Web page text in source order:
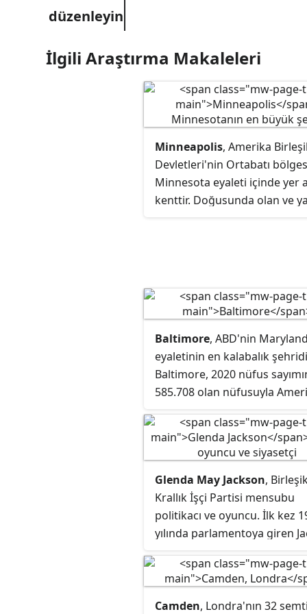
İlgili Araştırma Makaleleri
Minneapolis, Amerika
Devletleri'nin Ortabatı
Minnesota eyaleti içinde yer
kenttir. Doğusunda olan ve
Baltimore, ABD'nin
eyaletinin en kalabalık
Baltimore, 2020 nüfus
585.708 olan nüfusuyla
30. şehridir. Baltimore, 1851
Maryland Anayasası
bağımsız bir şehir olarak
ve bugün ülkedeki en
bağımsız şehirdir. 2020 nüfus
itibarıyla Baltimore
alanının nüfusunun 2.838.327
olduğu tahmin edilmektedir
da onu ülkenin 20. en büyük
metropolitan alanı
Daha büyük Washington
Glenda May Jackson,
Krallık İşçi Partisi mensubu
politikacı ve oyuncu. İlk kez
yılında parlamentoya giren
Kilburn seçim bölgesini
Camden, Londra'nın 32